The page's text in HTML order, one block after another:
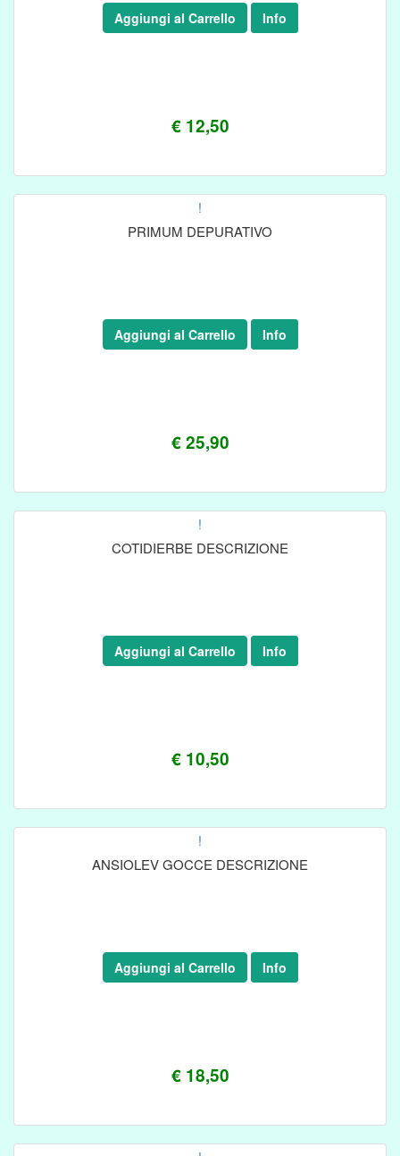
€ 12,50
Aggiungi al Carrello Info
!
PRIMUM DEPURATIVO
€ 25,90
Aggiungi al Carrello Info
!
COTIDIERBE DESCRIZIONE
€ 10,50
Aggiungi al Carrello Info
!
ANSIOLEV GOCCE DESCRIZIONE
€ 18,50
Aggiungi al Carrello Info